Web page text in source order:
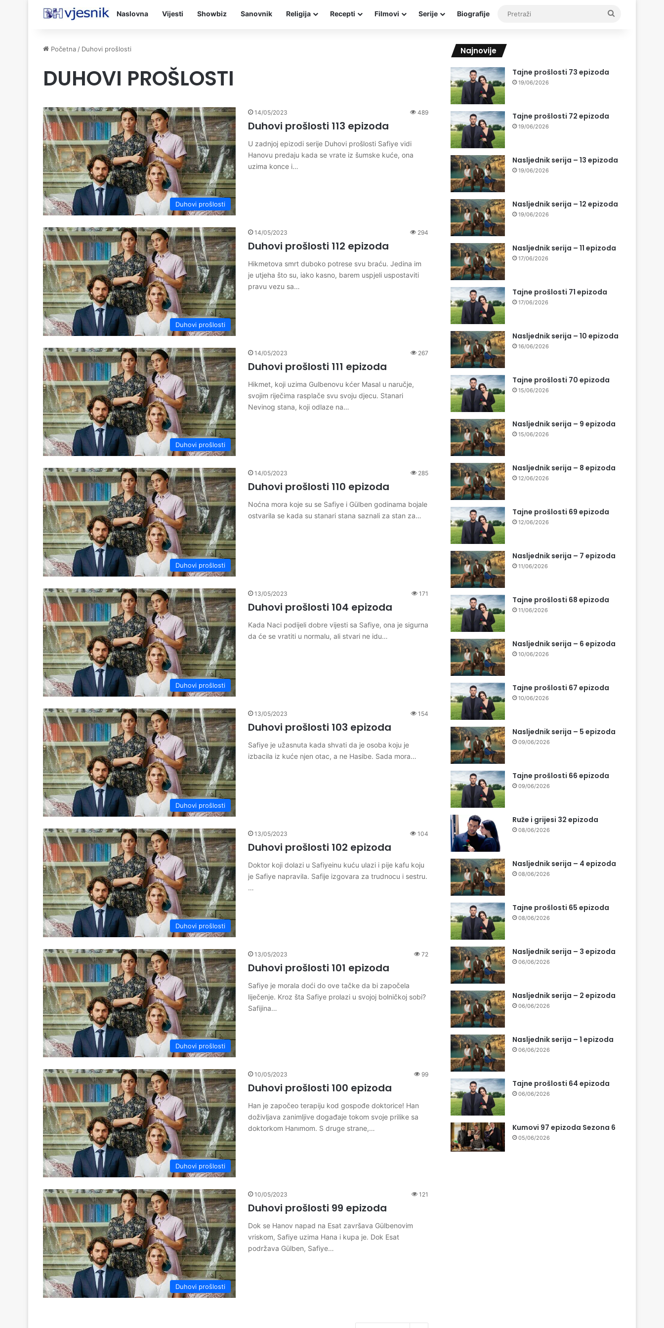
Naslovna Vijesti Showbiz Sanovnik Religija Recepti Filmovi Serije Biografije
Početna / Duhovi prošlosti
DUHOVI PROŠLOSTI
Duhovi prošlosti
14/05/2023 489
Duhovi prošlosti 113 epizoda
U zadnjoj epizodi serije Duhovi prošlosti Safiye vidi
Hanovu predaju kada se vrate iz šumske kuće, ona
uzima konce i…
Duhovi prošlosti
14/05/2023 294
Duhovi prošlosti 112 epizoda
Hikmetova smrt duboko potrese svu braću. Jedina im
je utjeha što su, iako kasno, barem uspjeli uspostaviti
pravu vezu sa…
Duhovi prošlosti
14/05/2023 267
Duhovi prošlosti 111 epizoda
Hikmet, koji uzima Gulbenovu kćer Masal u naručje,
svojim riječima rasplače svu svoju djecu. Stanari
Nevinog stana, koji odlaze na…
Duhovi prošlosti
14/05/2023 285
Duhovi prošlosti 110 epizoda
Noćna mora koje su se Safiye i Gülben godinama bojale
ostvarila se kada su stanari stana saznali za stan za…
Duhovi prošlosti
13/05/2023 171
Duhovi prošlosti 104 epizoda
Kada Naci podijeli dobre vijesti sa Safiye, ona je sigurna
da će se vratiti u normalu, ali stvari ne idu…
Duhovi prošlosti
13/05/2023 154
Duhovi prošlosti 103 epizoda
Safiye je užasnuta kada shvati da je osoba koju je
izbacila iz kuće njen otac, a ne Hasibe. Sada mora…
Duhovi prošlosti
13/05/2023 104
Duhovi prošlosti 102 epizoda
Doktor koji dolazi u Safiyeinu kuću ulazi i pije kafu koju
je Safiye napravila. Safije izgovara za trudnocu i sestru.
…
Duhovi prošlosti
13/05/2023 72
Duhovi prošlosti 101 epizoda
Safiye je morala doći do ove tačke da bi započela
liječenje. Kroz šta Safiye prolazi u svojoj bolničkoj sobi?
Safijina…
Duhovi prošlosti
10/05/2023 99
Duhovi prošlosti 100 epizoda
Han je započeo terapiju kod gospođe doktorice! Han
doživljava zanimljive događaje tokom svoje prilike sa
doktorkom Hanımom. S druge strane,…
Duhovi prošlosti
10/05/2023 121
Duhovi prošlosti 99 epizoda
Dok se Hanov napad na Esat završava Gülbenovim
vriskom, Safiye uzima Hana i kupa je. Dok Esat
podržava Gülben, Safiye…
Najnovije
Tajne prošlosti 73 epizoda
19/06/2026
Tajne prošlosti 72 epizoda
19/06/2026
Nasljednik serija – 13 epizoda
19/06/2026
Nasljednik serija – 12 epizoda
19/06/2026
Nasljednik serija – 11 epizoda
17/06/2026
Tajne prošlosti 71 epizoda
17/06/2026
Nasljednik serija – 10 epizoda
16/06/2026
Tajne prošlosti 70 epizoda
15/06/2026
Nasljednik serija – 9 epizoda
15/06/2026
Nasljednik serija – 8 epizoda
12/06/2026
Tajne prošlosti 69 epizoda
12/06/2026
Nasljednik serija – 7 epizoda
11/06/2026
Tajne prošlosti 68 epizoda
11/06/2026
Nasljednik serija – 6 epizoda
10/06/2026
Tajne prošlosti 67 epizoda
10/06/2026
Nasljednik serija – 5 epizoda
09/06/2026
Tajne prošlosti 66 epizoda
09/06/2026
Ruže i grijesi 32 epizoda
08/06/2026
Nasljednik serija – 4 epizoda
08/06/2026
Tajne prošlosti 65 epizoda
08/06/2026
Nasljednik serija – 3 epizoda
06/06/2026
Nasljednik serija – 2 epizoda
06/06/2026
Nasljednik serija – 1 epizoda
06/06/2026
Tajne prošlosti 64 epizoda
06/06/2026
Kumovi 97 epizoda Sezona 6
05/06/2026